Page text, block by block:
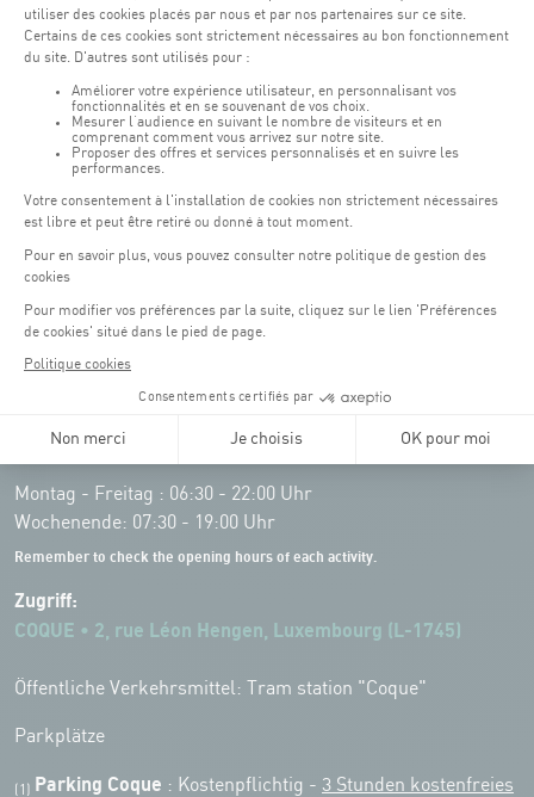
Öffnungszeiten von the Coque:
Montag - Freitag : 06:30 - 22:00 Uhr
Wochenende: 07:30 - 19:00 Uhr
Remember to check the opening hours of each activity.
Zugriff:
COQUE • 2, rue Léon Hengen, Luxembourg (L-1745)
Öffentliche Verkehrsmittel: Tram station "Coque"
Parkplätze
(1) Parking Coque : Kostenpflichtig - 3 Stunden kostenfreies